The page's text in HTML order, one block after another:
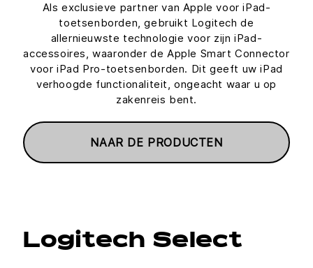
Als exclusieve partner van Apple voor iPad-
toetsenborden, gebruikt Logitech de
allernieuwste technologie voor zijn iPad-
accessoires, waaronder de Apple Smart Connector
voor iPad Pro-toetsenborden. Dit geeft uw iPad
verhoogde functionaliteit, ongeacht waar u op
zakenreis bent.
NAAR DE PRODUCTEN
Logitech Select